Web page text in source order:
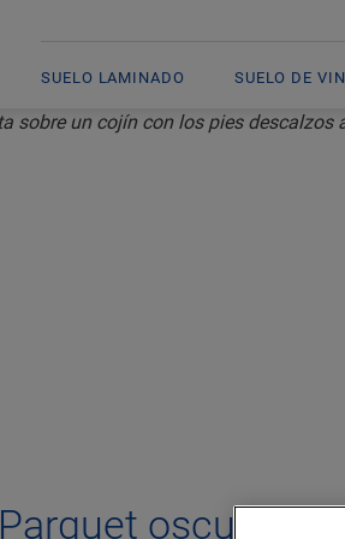
SUELO LAMINADO SUELO DE
PARQUET OSCURO
Parquet oscuro: la